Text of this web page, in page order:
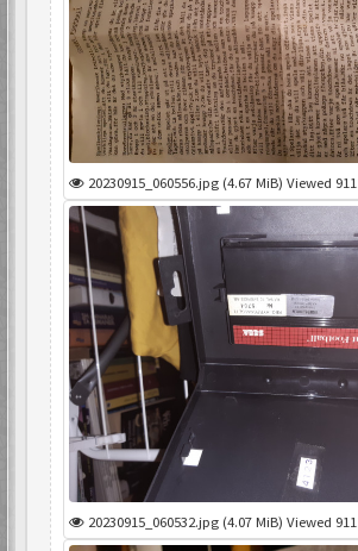
20230915_060556.jpg (4.67 MiB) Viewed
20230915_060532.jpg (4.07 MiB) Viewed